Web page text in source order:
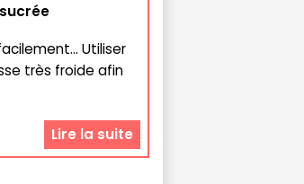
Utiliser
très froide afin
Lire la suite